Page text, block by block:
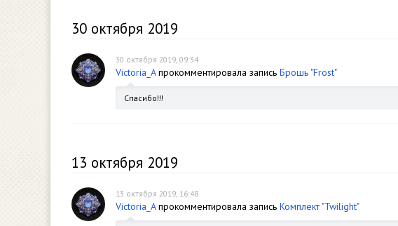
30 октября 2019
30 октября 2019, 09:34
Victoria_Aпрокомментировала запись Брошь "Frost"
Спасибо!!!
13 октября 2019
13 октября 2019, 16:48
Victoria_Aпрокомментировала запись Комплект "Twilight"